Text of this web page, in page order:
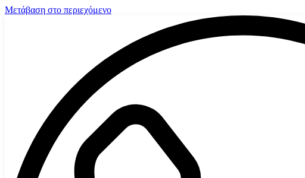
Μετάβαση στο περιεχόμενο